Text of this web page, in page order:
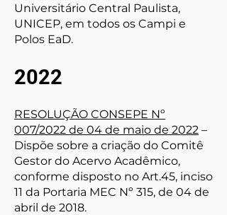
Universitário Central Paulista,
UNICEP, em todos os Campi e
Polos EaD.
2022
RESOLUÇÃO CONSEPE Nº
007/2022 de 04 de maio de 2022 –
Dispõe sobre a criação do Comitê
Gestor do Acervo Acadêmico,
conforme disposto no Art.45, inciso
11 da Portaria MEC Nº 315, de 04 de
abril de 2018.